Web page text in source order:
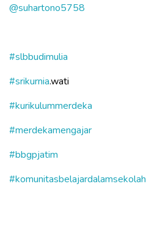
@suhartono5758
#slbbudimulia
#srikurnia.wati
#kurikulummerdeka
#merdekamengajar
#bbgpjatim
#komunitasbelajardalamsekolah